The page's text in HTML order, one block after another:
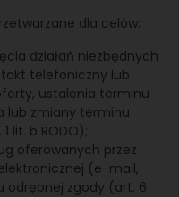
dla celów:
działań niezbędnych
telefoniczny lub
ustalenia terminu
lub zmiany terminu
lit. b RODO);
oferowanych przez
(e-mail,
odrębnej zgody (art. 6